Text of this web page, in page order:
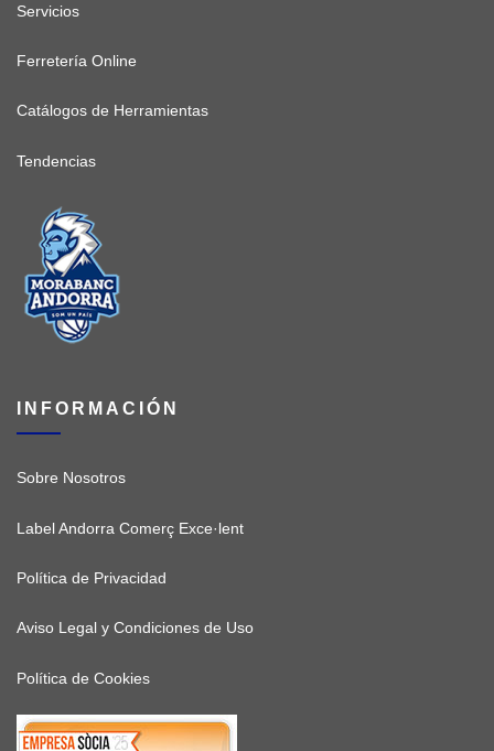
Servicios
Ferretería Online
Catálogos de Herramientas
Tendencias
INFORMACIÓN
Sobre Nosotros
Label Andorra Comerç Exce·lent
Política de Privacidad
Aviso Legal y Condiciones de Uso
Política de Cookies